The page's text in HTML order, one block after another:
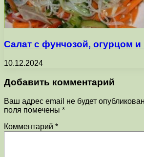
Салат с фунчозой, огурцом и
10.12.2024
Добавить комментарий
Ваш адрес email не будет
поля помечены *
Комментарий *